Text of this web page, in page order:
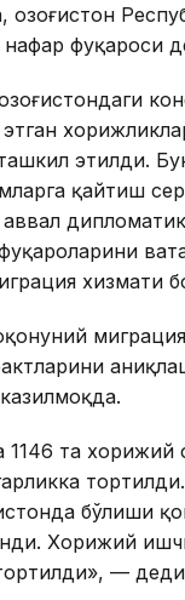
фуқароси
этилди.
қайтиш
хизмати
та
бўлиши
Хорижий
—